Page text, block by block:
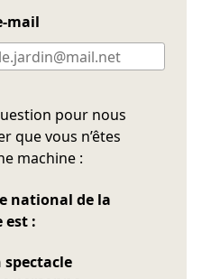
mail
pour nous
que vous n’êtes
machine :
national de la
est :
spectacle
remplir